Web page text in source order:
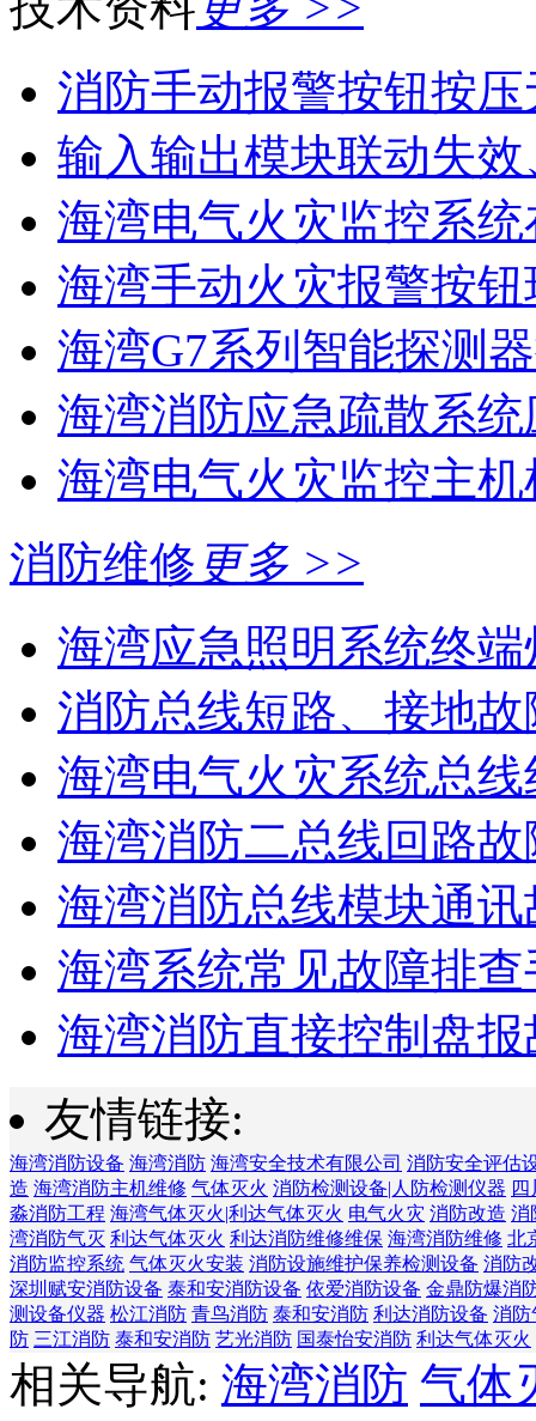
消防手动报警按钮按
输入输出模块联动失
海湾电气火灾监控系统
海湾手动火灾报警按钮
海湾G7系列智能探测
海湾消防应急疏散系统
海湾电气火灾监控主
消防维修 更多 >>
海湾应急照明系统终端
消防总线短路、接地故
海湾电气火灾系统总线
海湾消防二总线回路故
海湾消防总线模块通讯
海湾系统常见故障排
海湾消防直接控制盘报
友情链接:
海湾消防设备 海湾消防 海湾安全技术有限公司 消防安全评估
造 海湾消防主机维修 气体灭火 消防检测设备|人防检测仪器
淼消防工程 海湾气体灭火|利达气体灭火 电气火灾 消防改造 消
湾消防气灭 利达气体灭火 利达消防维修维保 海湾消防维修 北
消防监控系统 气体灭火安装 消防设施维护保养检测设备 消防
深圳赋安消防设备 泰和安消防设备 依爱消防设备 金鼎防爆消
测设备仪器 松江消防 青鸟消防 泰和安消防 利达消防设备 消防
防 三江消防 泰和安消防 艺光消防 国泰怡安消防 利达气体灭火
相关导航: 海湾消防 气体